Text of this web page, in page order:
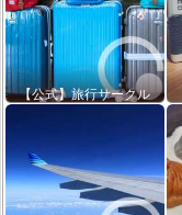
【公式】旅行サークル